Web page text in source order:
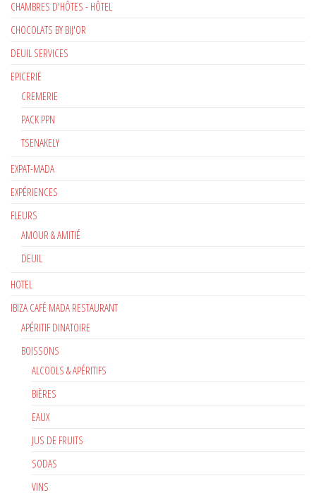
CHAMBRES D'HÔTES - HÔTEL
CHOCOLATS BY BIJ'OR
DEUIL SERVICES
EPICERIE
CREMERIE
PACK PPN
TSENAKELY
EXPAT-MADA
EXPÉRIENCES
FLEURS
AMOUR & AMITIÉ
DEUIL
HOTEL
IBIZA CAFÉ MADA RESTAURANT
APÉRITIF DINATOIRE
BOISSONS
ALCOOLS & APÉRITIFS
BIÈRES
EAUX
JUS DE FRUITS
SODAS
VINS